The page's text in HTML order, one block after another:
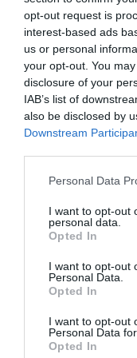
opt-out request is
interest-based ads
us or personal
your opt-out. You
disclosure of your
IAB’s list of
also be disclosed by
Downstream
Personal Data
I want to opt-out
personal data.
Opted In
I want to opt-out
Personal Data.
Opted In
I want to opt-out
Personal Data
Opted In
înainte,
antreprenoriale.
acești români nu
contribuie la
țară rămâne
soluție și pentru
Contribuția
lângă efortul
efort social
subliniind că
străinătate, dar și
sume